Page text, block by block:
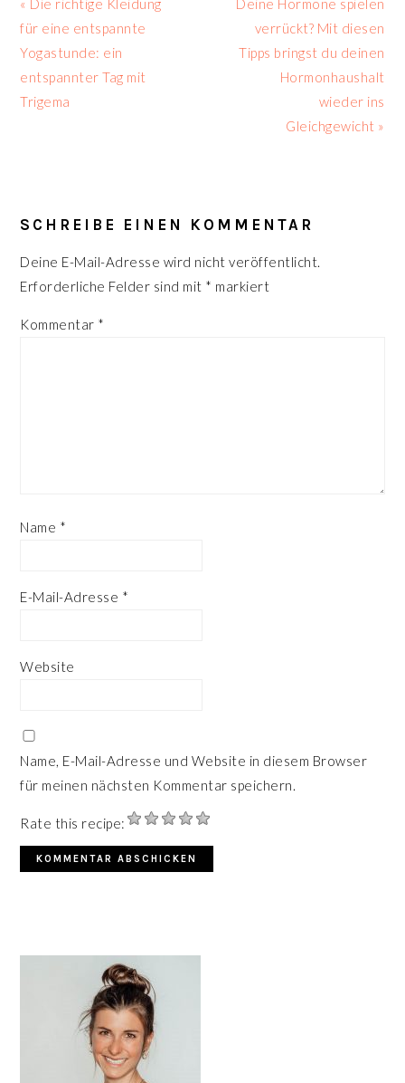
Beitrag:
« Die richtige Kleidung
für eine entspannte
Yogastunde: ein
entspannter Tag mit
Trigema
Beitrag:
Deine Hormone spielen
verrückt? Mit diesen
Tipps bringst du deinen
Hormonhaushalt
wieder ins
Gleichgewicht »
INTERAKTIONEN
SCHREIBE EINEN KOMMENTAR
Deine E-Mail-Adresse wird nicht veröffentlicht.
Erforderliche Felder sind mit * markiert
Kommentar *
Name *
E-Mail-Adresse *
Website
Name, E-Mail-Adresse und Website in diesem Browser
für meinen nächsten Kommentar speichern.
Rate this recipe:
SIDEBAR